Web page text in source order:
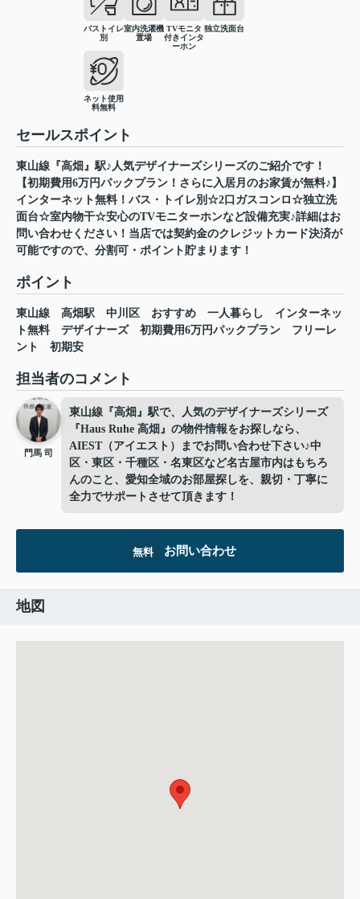
バストイレ
別
室内洗濯機
置場
TVモニタ
付きインタ
ーホン
独立洗面台
ネット使用
料無料
セールスポイント
東山線『高畑』駅♪人気デザイナーズシリーズのご紹介です！
【初期費用6万円パックプラン！さらに入居月のお家賃が無料♪】
インターネット無料！バス・トイレ別☆2口ガスコンロ☆独立洗
面台☆室内物干☆安心のTVモニターホンなど設備充実♪詳細はお
問い合わせください！当店では契約金のクレジットカード決済が
可能ですので、分割可・ポイント貯まります！
ポイント
東山線 高畑駅 中川区 おすすめ 一人暮らし
インターネッ
ト無料
デザイナーズ 初期費用6万円パックプラン
フリーレ
ント
初期安
担当者のコメント
門馬 司
東山線『高畑』駅で、人気のデザイナーズシリーズ
『Haus Ruhe 高畑』の物件情報をお探しなら、
AIEST（アイエスト）までお問い合わせ下さい♪中
区・東区・千種区・名東区など名古屋市内はもちろ
んのこと、愛知全域のお部屋探しを、親切・丁寧に
全力でサポートさせて頂きます！
無料 お問い合わせ
地図